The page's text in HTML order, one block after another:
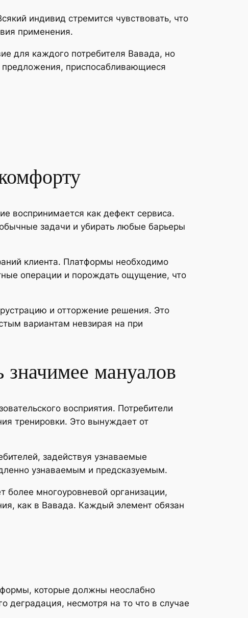
индивид стремится чувствовать, что
применения.
для каждого потребителя Вавада, но
предложения, приспосабливающиеся
воспринимается как дефект сервиса.
задачи и убирать любые барьеры
клиента. Платформы необходимо
операции и порождать ощущение, что
и отторжение решения. Это
вариантам невзирая на при
значимее мануалов
восприятия. Потребители
тренировки. Это вынуждает от
задействуя узнаваемые
узнаваемым и предсказуемым.
более многоуровневой организации,
как в Вавада. Каждый элемент обязан
которые должны неослабно
деградация, несмотря на то что в случае